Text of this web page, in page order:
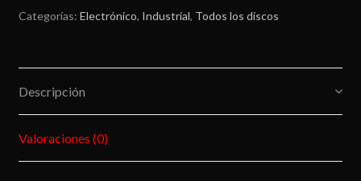
mientras
Categorías: Electrónico, Industrial, Todos los discos
Descripción
Valoraciones (0)